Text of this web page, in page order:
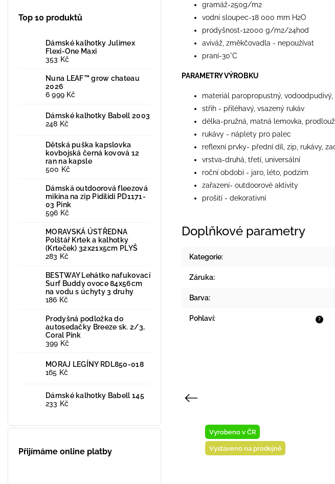
Top 10 produktů
Dámské kalhotky Julimex
Flexi-One Maxi
353 Kč
Nuna LEAF™ grow chateau
2026
6 999 Kč
Dámské kalhotky Babell 2003
248 Kč
Dětská puška kapslovka
kovbojská černá kovová 12
ran na kapsle
500 Kč
Dámská outdoorová fleezová
mikina na zip Pidilidi PD1171-
03 Pink
596 Kč
MORAVSKÁ ÚSTŘEDNA
Polštář Krtek a kalhotky
(Krteček) 32x21x5cm PLYŠ
283 Kč
BESTWAY Lehátko nafukovací
Surf Buddy ovoce 84x56cm
na vodu s úchyty 3 druhy
186 Kč
Prodyšná podložka do
autosedačky Breeze sk. 2/3,
Coral Pink
399 Kč
MORAJ LEGÍNY RDL850-018
165 Kč
Dámské kalhotky Babell 145
233 Kč
Přijímáme online platby
gramáž-250g/m2
vodní sloupec-18 000 mm H2O
prodyšnost-12000 g/m2/24hod
aviváž, změkčovadla - nepoužívat
praní-30°C
PARAMETRY VÝROBKU
materiál paropropustný, vodoodpudivý,
střih - přiléhavý, vsazený rukáv
délka-pružná, matná lemovka,
rukávy - náplety pro palec
reflexní prvky- přední díl, zip, rukávy,
vrstva-druhá, třetí, universální
roční období - jaro, léto, podzim
zařazení- outdoorové aktivity
prošití - dekorativní
Doplňkové parametry
Kategorie:
Záruka:
Barva:
?
Pohlaví:
Previous
Vyrobeno v ČR
Vyrobeno v ČR
Vystaveno na prodejně